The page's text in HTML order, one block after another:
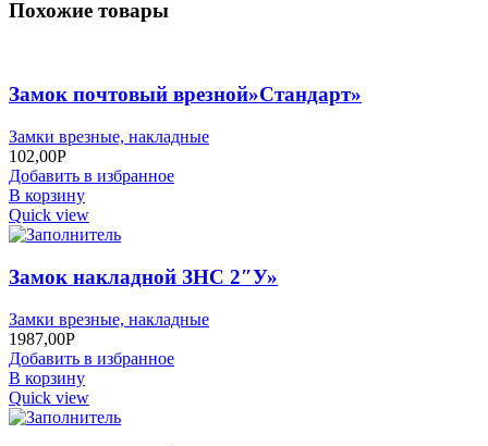
Похожие товары
Замок почтовый врезной»Стандарт»
Замки врезные, накладные
102,00Р
Добавить в избранное
В корзину
Quick view
Замок накладной ЗНС 2″У»
Замки врезные, накладные
1987,00Р
Добавить в избранное
В корзину
Quick view